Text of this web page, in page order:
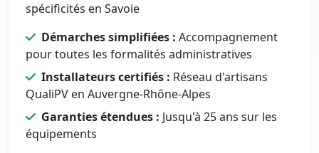
spécificités en Savoie
Démarches simplifiées : Accompagnement
pour toutes les formalités administratives
Installateurs certifiés : Réseau d'artisans
QualiPV en Auvergne-Rhône-Alpes
Garanties étendues : Jusqu'à 25 ans sur les
équipements